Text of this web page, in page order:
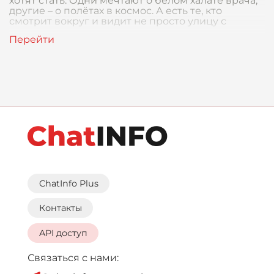
другие – о полётах в космос. А есть те, кто
смотрит вокруг и видит не просто улицу с
ChatInfo Plus
Контакты
API доступ
Связаться с нами: